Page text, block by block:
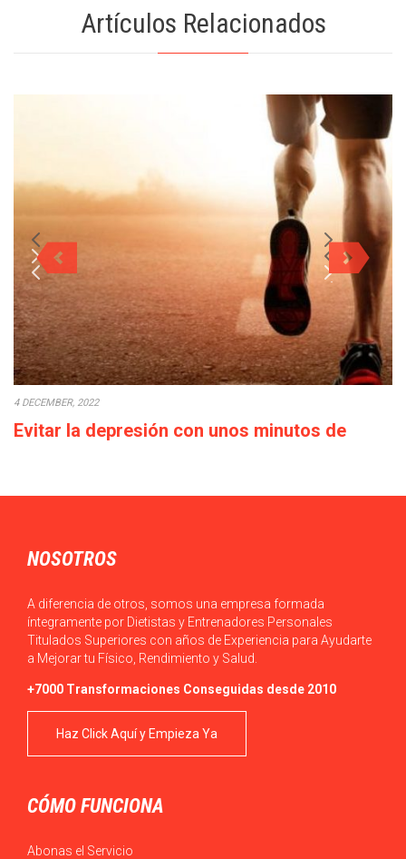
Artículos Relacionados
4 DECEMBER, 2022
Evitar la depresión con unos minutos de
NOSOTROS
A diferencia de otros, somos una empresa formada
íntegramente por Dietistas y Entrenadores Personales
Titulados Superiores con años de Experiencia para Ayudarte
a Mejorar tu Físico, Rendimiento y Salud.
+7000 Transformaciones Conseguidas desde 2010
Haz Click Aquí y Empieza Ya
CÓMO FUNCIONA
Abonas el Servicio